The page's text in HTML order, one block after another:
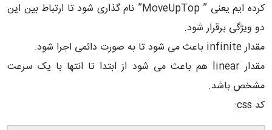
کرده ایم یعنی ” MoveUpTop” نام گذاری شود تا ارتباط بین این
دو ویژگی برقرار شود.
مقدار infinite باعث می شود تا به صورت دائمی اجرا شود.
مقدار linear هم باعث می شود از ابتدا تا انتها با یک سرعت
مشخص باشد.
کد css: